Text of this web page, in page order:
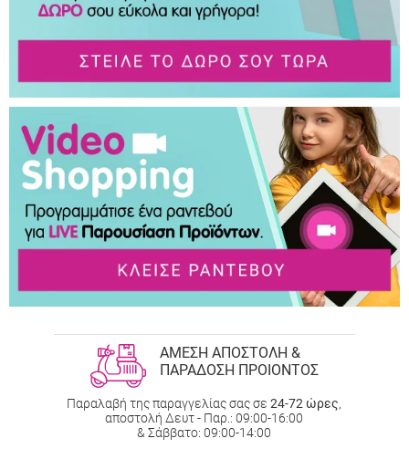
ΑΜΕΣΗ ΑΠΟΣΤΟΛΗ &
ΠΑΡΑΔΟΣΗ ΠΡΟΙΟΝΤΟΣ
Παραλαβή της παραγγελίας σας σε 24-72 ώρες,
αποστολή Δευτ - Παρ.: 09:00-16:00
& Σάββατο: 09:00-14:00